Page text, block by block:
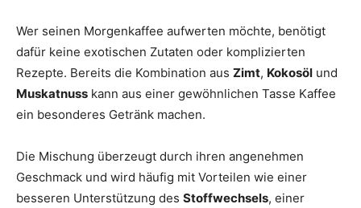
Wer seinen Morgenkaffee aufwerten möchte, benötigt
dafür keine exotischen Zutaten oder komplizierten
Rezepte. Bereits die Kombination aus Zimt, Kokosöl und
Muskatnuss kann aus einer gewöhnlichen Tasse Kaffee
ein besonderes Getränk machen.
Die Mischung überzeugt durch ihren angenehmen
Geschmack und wird häufig mit Vorteilen wie einer
besseren Unterstützung des Stoffwechsels, einer